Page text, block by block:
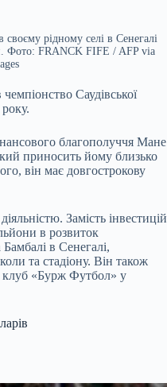
рідному селі в Сенегалі
Фото: FRANCK FIFE / AFP via
Саудівської
благополуччя Мане
приносить йому близько
він має довгострокову
Замість інвестицій
в розвиток
в Сенегалі,
та стадіону. Він також
«Бурж Футбол» у